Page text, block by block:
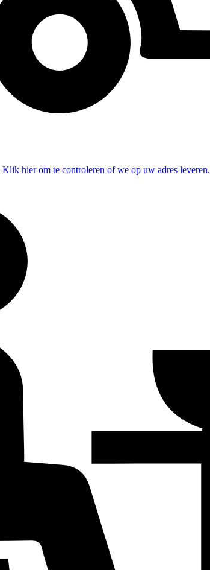
Klik hier om te controleren of we op uw adres leveren.